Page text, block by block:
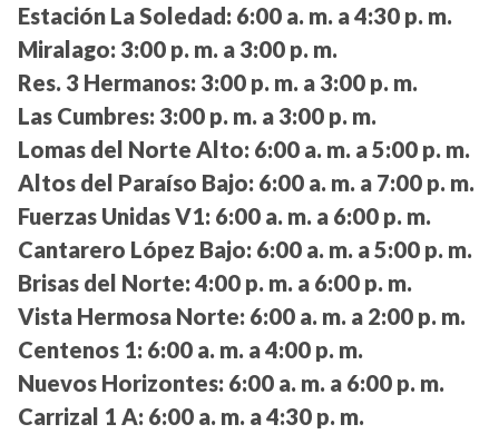
Estación La Soledad: 6:00 a. m. a 4:30 p. m.
Miralago: 3:00 p. m. a 3:00 p. m.
Res. 3 Hermanos: 3:00 p. m. a 3:00 p. m.
Las Cumbres: 3:00 p. m. a 3:00 p. m.
Lomas del Norte Alto: 6:00 a. m. a 5:00 p. m.
Altos del Paraíso Bajo: 6:00 a. m. a 7:00 p. m.
Fuerzas Unidas V1: 6:00 a. m. a 6:00 p. m.
Cantarero López Bajo: 6:00 a. m. a 5:00 p. m.
Brisas del Norte: 4:00 p. m. a 6:00 p. m.
Vista Hermosa Norte: 6:00 a. m. a 2:00 p. m.
Centenos 1: 6:00 a. m. a 4:00 p. m.
Nuevos Horizontes: 6:00 a. m. a 6:00 p. m.
Carrizal 1 A: 6:00 a. m. a 4:30 p. m.